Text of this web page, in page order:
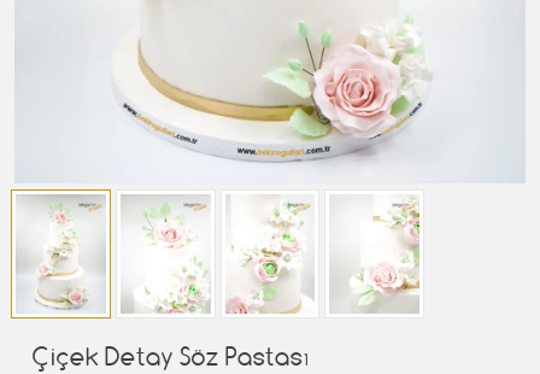
Çiçek Detay Söz Pastası